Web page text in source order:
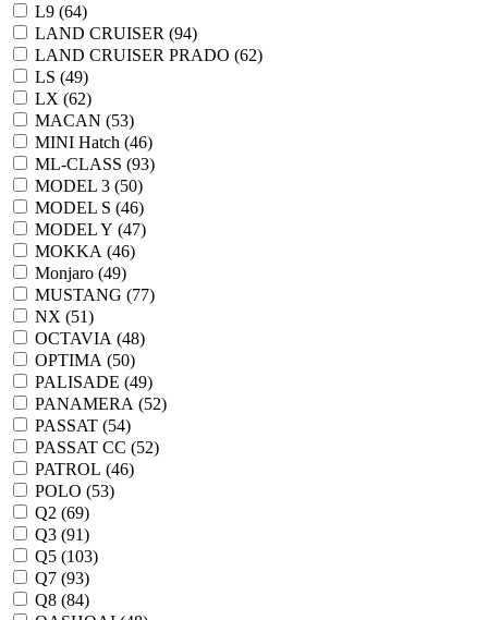
L9 (64)
LAND CRUISER (94)
LAND CRUISER PRADO (62)
LS (49)
LX (62)
MACAN (53)
MINI Hatch (46)
ML-CLASS (93)
MODEL 3 (50)
MODEL S (46)
MODEL Y (47)
MOKKA (46)
Monjaro (49)
MUSTANG (77)
NX (51)
OCTAVIA (48)
OPTIMA (50)
PALISADE (49)
PANAMERA (52)
PASSAT (54)
PASSAT CC (52)
PATROL (46)
POLO (53)
Q2 (69)
Q3 (91)
Q5 (103)
Q7 (93)
Q8 (84)